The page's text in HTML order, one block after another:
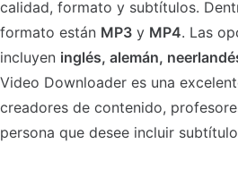
calidad, formato y subtítulos.
formato están MP3 y MP4. Las
incluyen inglés, alemán,
Video Downloader es una
creadores de contenido,
persona que desee incluir